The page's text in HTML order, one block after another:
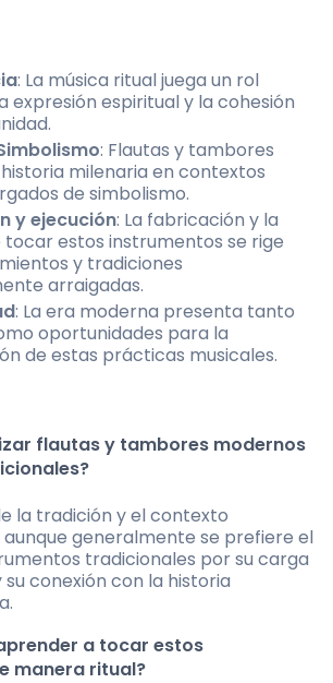
: La música ritual juega un rol
expresión espiritual y la cohesión
: Flautas y tambores
milenaria en contextos
de simbolismo.
y ejecución: La fabricación y la
estos instrumentos se rige
y tradiciones
arraigadas.
: La era moderna presenta tanto
oportunidades para la
de estas prácticas musicales.
flautas y tambores modernos
la tradición y el contexto
generalmente se prefiere el
tradicionales por su carga
conexión con la historia
a tocar estos
manera ritual?